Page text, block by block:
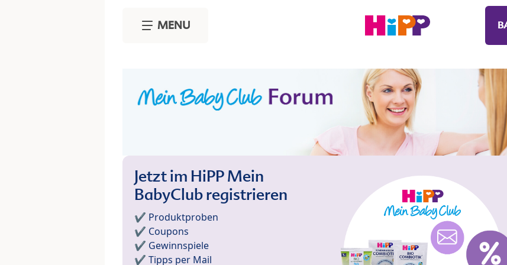
MENU
Jetzt im HiPP Mein
BabyClub registrieren
✔️ Produktproben
✔️ Coupons
✔️ Gewinnspiele
✔️ Tipps per Mail